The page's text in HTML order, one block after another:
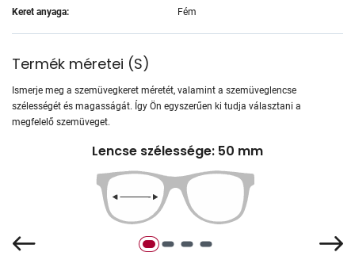
Keret anyaga: Fém
Termék méretei (S)
Ismerje meg a szemüvegkeret méretét, valamint a szemüveglencse
szélességét és magasságát. Így Ön egyszerűen ki tudja választani a
megfelelő szemüveget.
Lencse szélessége: 50 mm